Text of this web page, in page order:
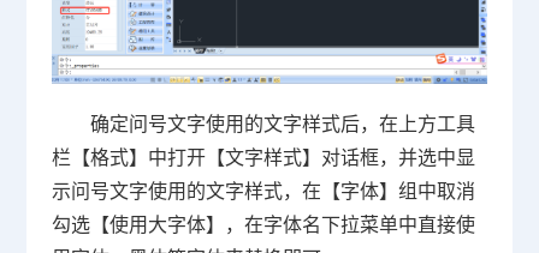
确定问号文字使用的文字样式后，在上方工具
栏【格式】中打开【文字样式】对话框，并选中显
示问号文字使用的文字样式，在【字体】组中取消
勾选【使用大字体】，在字体名下拉菜单中直接使